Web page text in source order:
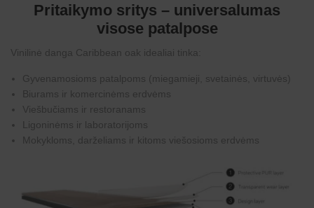
Pritaikymo sritys – universalumas
visose patalpose
Vinilinė danga Caribbean oak idealiai tinka:
Gyvenamosioms patalpoms (miegamieji, svetainės, virtuvės)
Biurams ir komercinėms erdvėms
Viešbučiams ir restoranams
Ligoninėms ir laboratorijoms
Mokykloms, darželiams ir kitoms viešosioms erdvėms